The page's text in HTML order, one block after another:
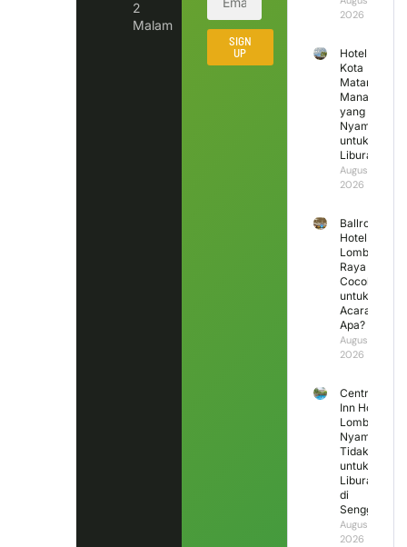
2
Malam
SIGN
UP
2026
Hotel di
Kota
Mataram
Mana
yang
Nyaman
untuk
Liburan?
August 4,
2026
Ballroom
Hotel
Lombok
Raya
Cocok
untuk
Acara
Apa?
August 3,
2026
Central
Inn Hotel
Lombok,
Nyaman
Tidak
untuk
Liburan
di
Senggigi?
August 2,
2026